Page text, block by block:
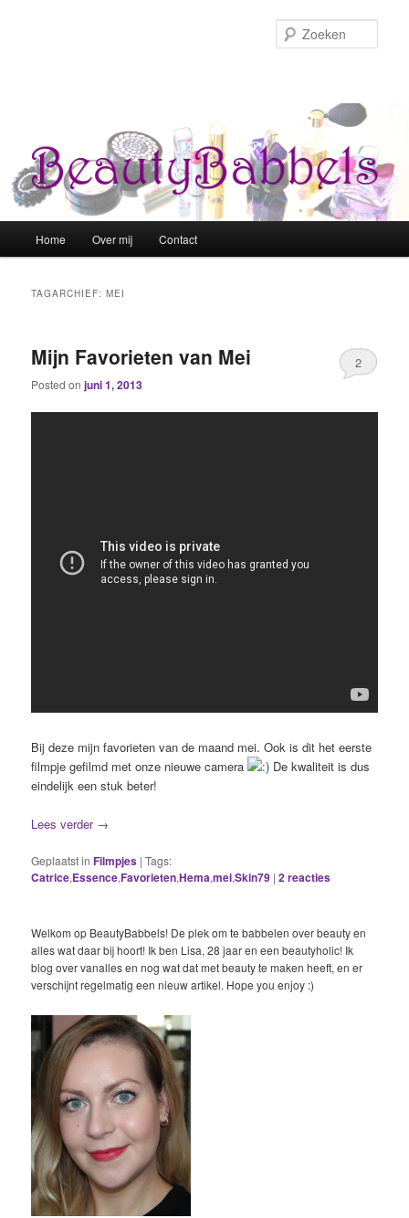
Spring naar de primaire inhoud
Spring naar de secundaire inhoud
Home Over mij Contact
TAGARCHIEF:MEI
Mijn Favorieten van Mei
Posted onjuni 1, 2013
2
Bij deze mijn favorieten van de maand mei. Ook is dit het eerste
filmpje gefilmd met onze nieuwe camera
De kwaliteit is dus
eindelijk een stuk beter!
Lees verder →
Geplaatst in Filmpjes |Tags:
Catrice,Essence,Favorieten,Hema,mei,Skin79 |2reacties
Welkom op BeautyBabbels! De plek om te babbelen over beauty en
alles wat daar bij hoort! Ik ben Lisa, 28 jaar en een beautyholic! Ik
blog over vanalles en nog wat dat met beauty te maken heeft, en er
verschijnt regelmatig een nieuw artikel. Hope you enjoy :)